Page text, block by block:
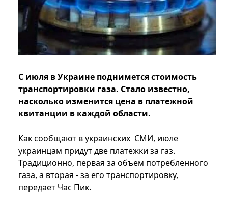
С июля в Украине поднимется стоимость
транспортировки газа. Стало известно,
насколько изменится цена в платежной
квитанции в каждой области.
Как сообщают в украинских СМИ, июле
украинцам придут две платежки за газ.
Традиционно, первая за объем потребленного
газа, а вторая - за его транспортировку,
передает Час Пик.